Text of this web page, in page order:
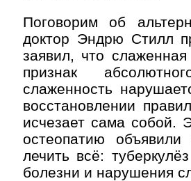
Поговорим об
доктор Эндрю Стилл
заявил, что
признак
слаженность
восстановлении
исчезает сама собой.
остеопатию
лечить всё:
болезни и нарушения